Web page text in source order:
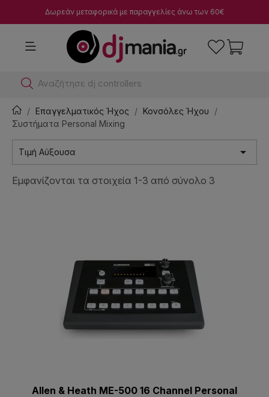
Δωρεάν μεταφορικά με παραγγελίες άνω των 60€
Α
Επαγγελματικός Ήχος
Κονσόλες Ήχου
Συστήματα Personal Mixing
Τιμή Αύξουσα 
Εμφανίζονται τα στοιχεία 1-3 από σύνολο 3
Allen & Heath ME-500 16 Channel Personal